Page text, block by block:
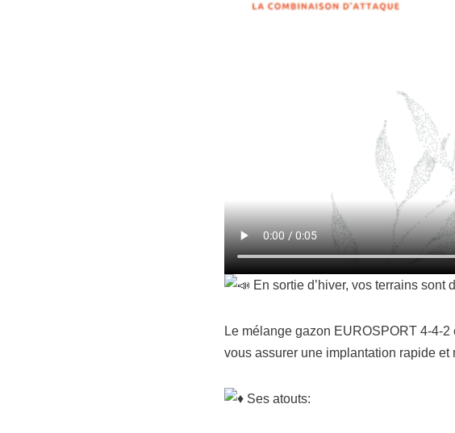
En sortie d’hiver, vos terrains sont
Le mélange gazon EUROSPORT 4-4-
vous assurer une implantation rapide et
Ses atouts: